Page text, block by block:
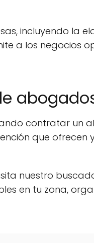
incluyendo la
a los negocios
contratar un
que ofrecen
nuestro
en tu zona,